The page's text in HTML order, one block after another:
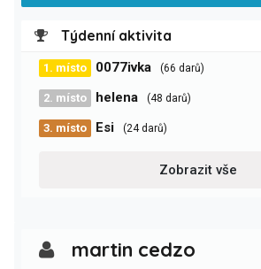
Týdenní aktivita
1. místo 0077ivka (66 darů)
2. místo helena (48 darů)
3. místo Esi (24 darů)
Zobrazit vše
martin cedzo